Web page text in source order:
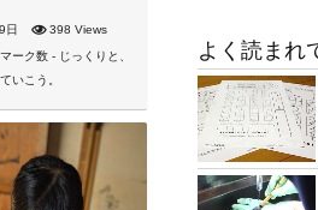
日 398 Views
よく読まれ